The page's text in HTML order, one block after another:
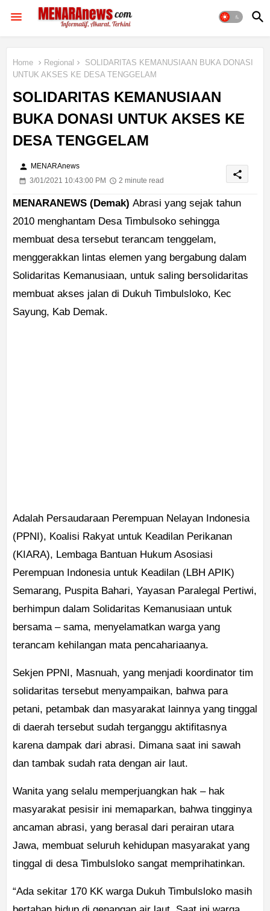
Home Regional
SOLIDARITAS KEMANUSIAAN BUKA DONASI
UNTUK AKSES KE DESA TENGGELAM
SOLIDARITAS KEMANUSIAAN
BUKA DONASI UNTUK AKSES KE
DESA TENGGELAM
person MENARAnews
3/01/2021 10:43:00 PM
2 minute read
share
MENARANEWS (Demak) Abrasi yang sejak tahun
2010 menghantam Desa Timbulsoko sehingga
membuat desa tersebut terancam tenggelam,
menggerakkan lintas elemen yang bergabung dalam
Solidaritas Kemanusiaan, untuk saling bersolidaritas
membuat akses jalan di Dukuh Timbulsloko, Kec
Sayung, Kab Demak.
Adalah Persaudaraan Perempuan Nelayan Indonesia
(PPNI), Koalisi Rakyat untuk Keadilan Perikanan
(KIARA), Lembaga Bantuan Hukum Asosiasi
Perempuan Indonesia untuk Keadilan (LBH APIK)
Semarang, Puspita Bahari, Yayasan Paralegal Pertiwi,
berhimpun dalam Solidaritas Kemanusiaan untuk
bersama – sama, menyelamatkan warga yang
terancam kehilangan mata pencahariaanya.
Sekjen PPNI, Masnuah, yang menjadi koordinator tim
solidaritas tersebut menyampaikan, bahwa para
petani, petambak dan masyarakat lainnya yang tinggal
di daerah tersebut sudah terganggu aktifitasnya
karena dampak dari abrasi. Dimana saat ini sawah
dan tambak sudah rata dengan air laut.
Wanita yang selalu memperjuangkan hak – hak
masyarakat pesisir ini memaparkan, bahwa tingginya
ancaman abrasi, yang berasal dari perairan utara
Jawa, membuat seluruh kehidupan masyarakat yang
tinggal di desa Timbulsloko sangat memprihatinkan.
“Ada sekitar 170 KK warga Dukuh Timbulsloko masih